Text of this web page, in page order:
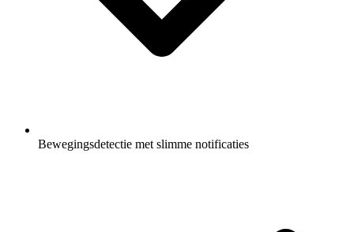
Bewegingsdetectie met slimme notificaties